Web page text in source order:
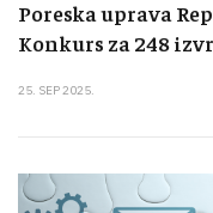
Poreska uprava
Konkurs za 248
25. SEP 2025.